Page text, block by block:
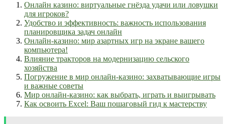
Онлайн казино: виртуальные гнёзда удачи или ловушки
для игроков?
Удобство и эффективность: важность использования
планировщика задач онлайн
Онлайн-казино: мир азартных игр на экране вашего
компьютера!
Влияние тракторов на модернизацию сельского
хозяйства
Погружение в мир онлайн-казино: захватывающие игры
и важные советы
Мир онлайн-казино: как выбрать, играть и выигрывать
Как освоить Excel: Ваш пошаговый гид к мастерству